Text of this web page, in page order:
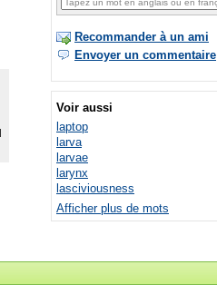
Recommander à un ami
Envoyer un commentaire
Voir aussi
laptop
larva
larvae
larynx
lasciviousness
Afficher plus de mots